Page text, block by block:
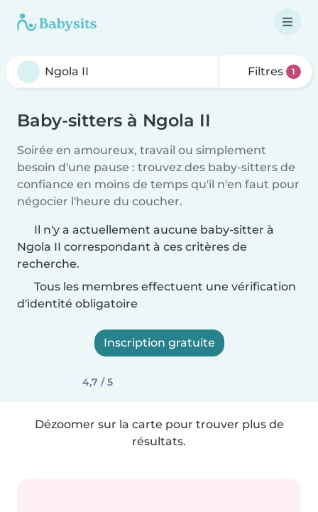
Filtres 1
Baby-sitters à Ngola II
Soirée en amoureux, travail ou simplement
besoin d'une pause : trouvez des baby-sitters de
confiance en moins de temps qu'il n'en faut pour
négocier l'heure du coucher.
Il n'y a actuellement aucune baby-sitter à
Ngola II correspondant à ces critères de
recherche.
Tous les membres effectuent une vérification
d'identité obligatoire
Inscription gratuite
4,7 / 5
Dézoomer sur la carte pour trouver plus de
résultats.